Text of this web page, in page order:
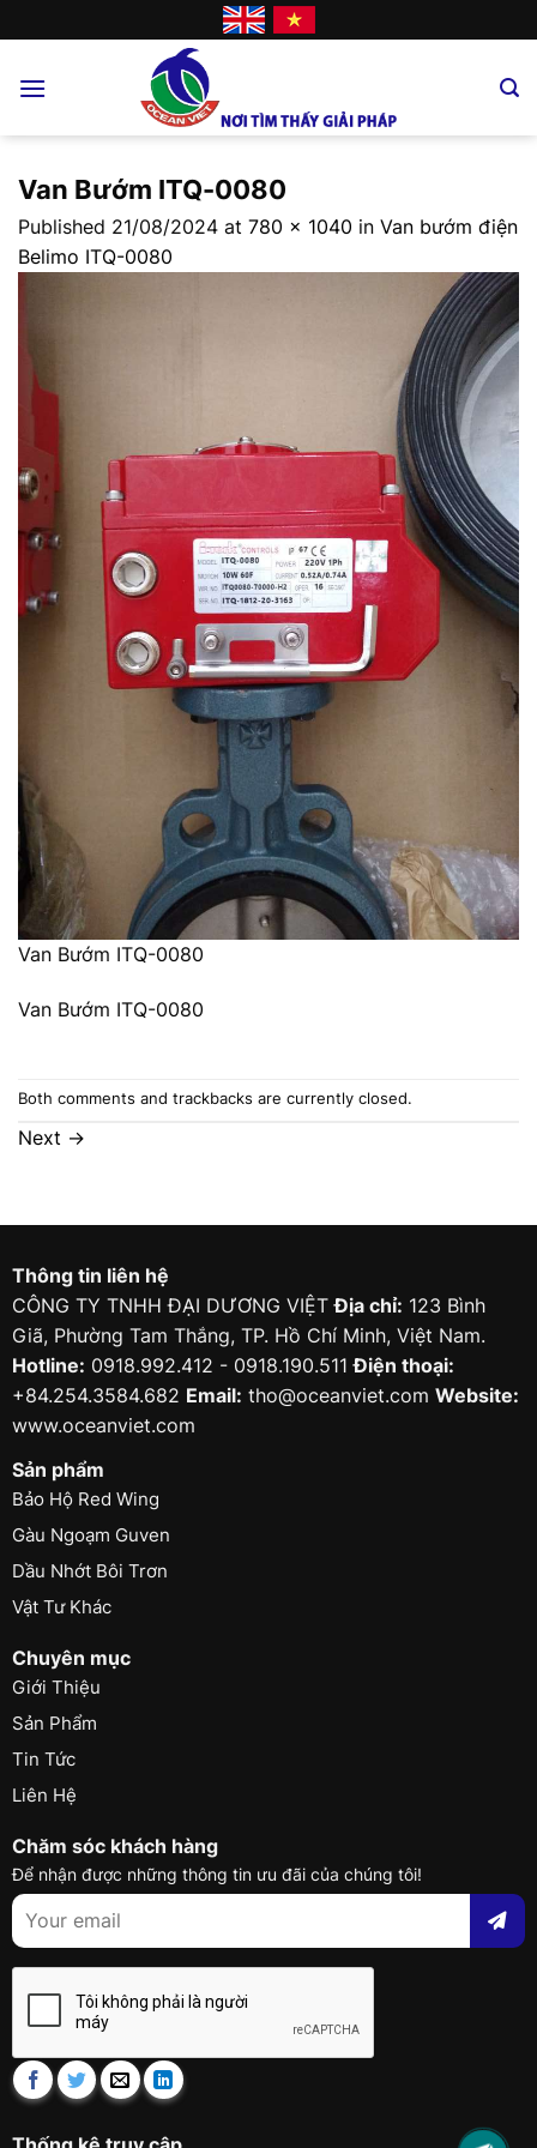
to
Van Bướm ITQ-0080
Published 21/08/2024 at 780 × 1040 in Van bướm điện
Belimo ITQ-0080
Van Bướm ITQ-0080
Van Bướm ITQ-0080
Both comments and trackbacks are currently closed.
Next →
Thông tin liên hệ
CÔNG TY TNHH ĐẠI DƯƠNG VIỆTĐịa chỉ: 123 Bình
Giã, Phường Tam Thắng, TP. Hồ Chí Minh, Việt Nam.
Hotline: 0918.992.412 - 0918.190.511Điện thoại:
+84.254.3584.682 Email: tho@oceanviet.com Website:
www.oceanviet.com
Sản phẩm
Bảo Hộ Red Wing
Gàu Ngoạm Guven
Dầu Nhớt Bôi Trơn
Vật Tư Khác
Chuyên mục
Giới Thiệu
Sản Phẩm
Tin Tức
Liên Hệ
Chăm sóc khách hàng
Để nhận được những thông tin ưu đãi của chúng tôi!